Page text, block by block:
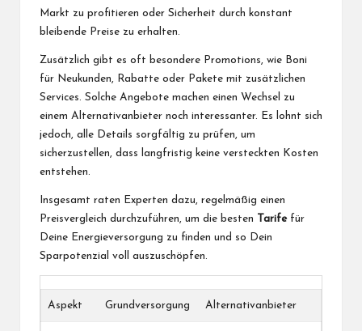
Markt zu profitieren oder Sicherheit durch konstant
bleibende Preise zu erhalten.
Zusätzlich gibt es oft besondere Promotions, wie Boni
für Neukunden, Rabatte oder Pakete mit zusätzlichen
Services. Solche Angebote machen einen Wechsel zu
einem Alternativanbieter noch interessanter. Es lohnt sich
jedoch, alle Details sorgfältig zu prüfen, um
sicherzustellen, dass langfristig keine versteckten Kosten
entstehen.
Insgesamt raten Experten dazu, regelmäßig einen
Preisvergleich durchzuführen, um die besten
Tarifefür
Deine Energieversorgung zu finden und so Dein
Sparpotenzial voll auszuschöpfen.
Aspekt Grundversorgung Alternativanbieter